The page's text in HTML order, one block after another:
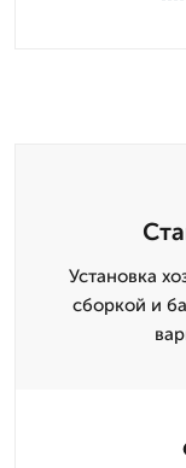
Установка
сборкой и